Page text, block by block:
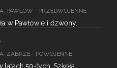
, PAWŁÓW - PRZEDWOJENNE
w Pawłowie i dzwony.
, ZABRZE - POWOJENNE
latach 50-tych. Szkoła